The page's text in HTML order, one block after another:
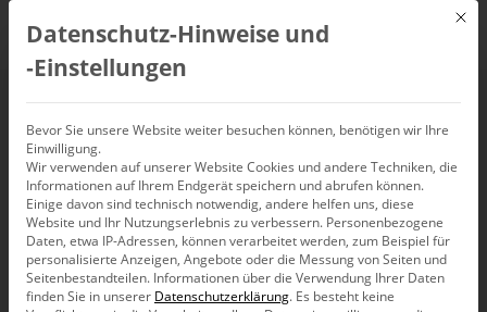
Intuitiv
Mit
Datenschutz-Hinweise und
‑Einstellungen
Bevor Sie unsere Website weiter besuchen können, benötigen wir Ihre
Einwilligung.
Wir verwenden auf unserer Website Cookies und andere Techniken, die
Informationen auf Ihrem Endgerät speichern und abrufen können.
Einige davon sind technisch notwendig, andere helfen uns, diese
Website und Ihr Nutzungserlebnis zu verbessern. Personenbezogene
Daten, etwa IP-Adressen, können verarbeitet werden, zum Beispiel für
personalisierte Anzeigen, Angebote oder die Messung von Seiten und
Seitenbestandteilen. Informationen über die Verwendung Ihrer Daten
finden Sie in unserer Datenschutzerklärung. Es besteht keine